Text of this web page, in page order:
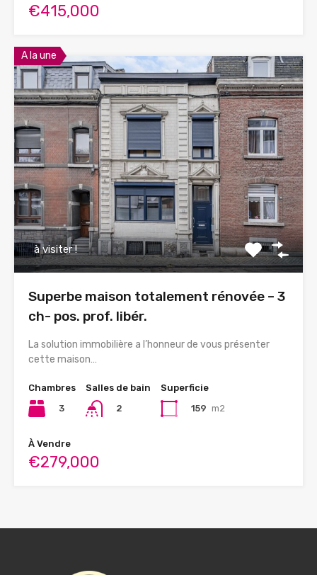
€415,000
A la une
à visiter !
Superbe maison totalement rénovée – 3
ch- pos. prof. libér.
La solution immobilière a l’honneur de vous présenter
cette maison…
Chambres
3
Salles de bain
2
Superficie
159 m2
À Vendre
€279,000